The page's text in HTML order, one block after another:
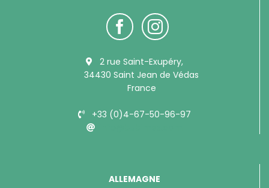
2 rue Saint-Exupéry,
34430 Saint Jean de Védas
France
+33 (0)4-67-50-96-97
ALLEMAGNE